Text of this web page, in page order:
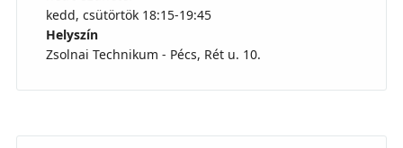
kedd, csütörtök 18:15-19:45
Helyszín
Zsolnai Technikum - Pécs, Rét u. 10.